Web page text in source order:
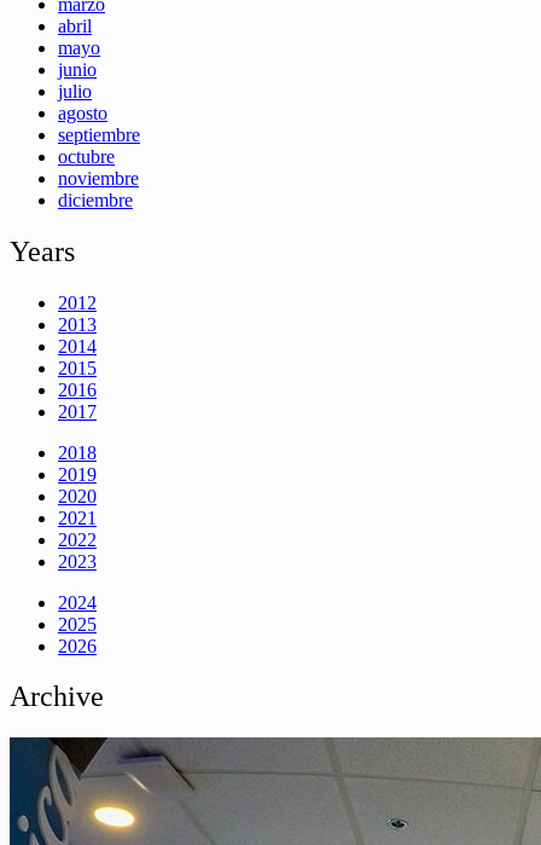
abril
mayo
junio
julio
agosto
septiembre
octubre
noviembre
diciembre
Years
2012
2013
2014
2015
2016
2017
2018
2019
2020
2021
2022
2023
2024
2025
2026
Archive